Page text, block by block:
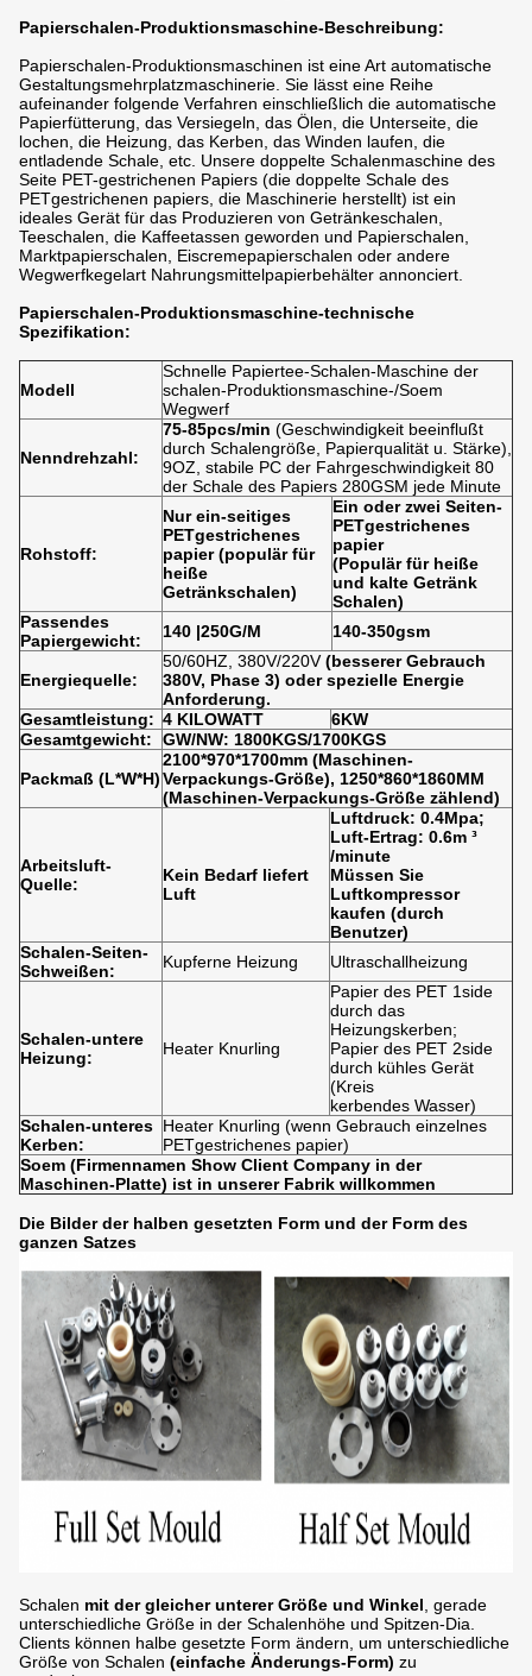
Papierschalen-Produktionsmaschine-Beschreibung:
Papierschalen-Produktionsmaschinen ist eine Art automatische
Gestaltungsmehrplatzmaschinerie. Sie lässt eine Reihe
aufeinander folgende Verfahren einschließlich die automatische
Papierfütterung, das Versiegeln, das Ölen, die Unterseite, die
lochen, die Heizung, das Kerben, das Winden laufen, die
entladende Schale, etc. Unsere doppelte Schalenmaschine des
Seite PET-gestrichenen Papiers (die doppelte Schale des
PETgestrichenen papiers, die Maschinerie herstellt) ist ein
ideales Gerät für das Produzieren von Getränkeschalen,
Teeschalen, die Kaffeetassen geworden und Papierschalen,
Marktpapierschalen, Eiscremepapierschalen oder andere
Wegwerfkegelart Nahrungsmittelpapierbehälter annonciert.
Papierschalen-Produktionsmaschine-technische
Spezifikation:
Modell
Schnelle Papiertee-Schalen-Maschine der
schalen-Produktionsmaschine-/Soem
Wegwerf
Nenndrehzahl:
75-85pcs/min (Geschwindigkeit beeinflußt
durch Schalengröße, Papierqualität u. Stärke),
9OZ, stabile PC der Fahrgeschwindigkeit 80
der Schale des Papiers 280GSM jede Minute
Rohstoff:
Nur ein-seitiges
PETgestrichenes
papier (populär für
heiße
Getränkschalen)
Ein oder zwei Seiten-
PETgestrichenes
papier
(Populär für heiße
und kalte Getränk
Schalen)
Passendes
Papiergewicht:
140 |250G/M 140-350gsm
Energiequelle:
50/60HZ, 380V/220V(besserer Gebrauch
380V, Phase 3) oder spezielle Energie
Anforderung.
Gesamtleistung: 4 KILOWATT
6KW
Gesamtgewicht:
GW/NW: 1800KGS/1700KGS
Packmaß (L*W*H)
2100*970*1700mm (Maschinen-
Verpackungs-Größe), 1250*860*1860MM
(Maschinen-Verpackungs-Größe zählend)
Arbeitsluft-
Quelle:
Kein Bedarf liefert
Luft
Luftdruck: 0.4Mpa;
Luft-Ertrag: 0.6m ³
/minute
Müssen Sie
Luftkompressor
kaufen (durch
Benutzer)
Schalen-Seiten-
Schweißen:
Kupferne Heizung Ultraschallheizung
Schalen-untere
Heizung:
Heater Knurling
Papier des PET 1side
durch das
Heizungskerben;
Papier des PET 2side
durch kühles Gerät
(Kreis
kerbendes Wasser)
Schalen-unteres
Kerben:
Heater Knurling (wenn Gebrauch einzelnes
PETgestrichenes papier)
Soem (Firmennamen Show Client Company in der
Maschinen-Platte) ist in unserer Fabrik willkommen
Die Bilder der halben gesetzten Form und der Form des
ganzen Satzes
Schalen mit der gleicher unterer Größe und Winkel , gerade
unterschiedliche Größe in der Schalenhöhe und Spitzen-Dia.
Clients können halbe gesetzte Form ändern, um unterschiedliche
Größe von Schalen (einfache Änderungs-Form) zu